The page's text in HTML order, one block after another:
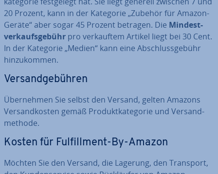
20 Prozent, kann in der Kategorie „Zubehör für Amazon-
Geräte“ aber sogar 45 Prozent betragen. Die Min­dest­
ver­kaufs­ge­bühr pro ver­kauf­tem Artikel liegt bei 30 Cent.
In der Kategorie „Medien“ kann eine Ab­schluss­ge­bühr
hin­zu­kom­men.
Ver­sand­ge­büh­ren
Über­neh­men Sie selbst den Versand, gelten Amazons
Ver­sand­kos­ten gemäß Pro­dukt­ka­te­go­rie und Ver­sand­
me­tho­de.
Kosten für Ful­fill­ment-By-Amazon
Möchten Sie den Versand, die Lagerung, den Transport,